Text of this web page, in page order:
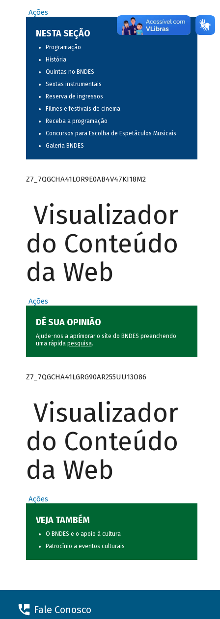
Ações
NESTA SEÇÃO
Programação
História
Quintas no BNDES
Sextas instrumentais
Reserva de ingressos
Filmes e festivais de cinema
Receba a programação
Concursos para Escolha de Espetáculos Musicais
Galeria BNDES
Z7_7QGCHA41LOR9E0AB4V47KI18M2
Visualizador
do Conteúdo
da Web
Ações
DÊ SUA OPINIÃO
Ajude-nos a aprimorar o site do BNDES preenchendo
uma rápida pesquisa.
Z7_7QGCHA41LGRG90AR255UU13O86
Visualizador
do Conteúdo
da Web
Ações
VEJA TAMBÉM
O BNDES e o apoio à cultura
Patrocínio a eventos culturais
Fale Conosco